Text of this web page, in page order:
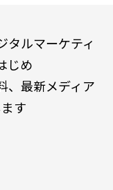
タルマーケティ
じめ
、最新メディア
す